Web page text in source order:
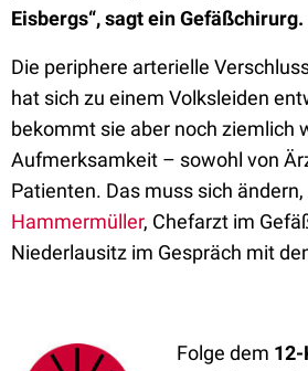
Eisbergs“, sagt ein Gefäßchirurg.
Die periphere arterielle
hat sich zu einem Volksleiden
bekommt sie aber noch ziemlich
Aufmerksamkeit – sowohl von
Patienten. Das muss sich
Hammermüller, Chefarzt im
Niederlausitz im Gespräch mit
Folge dem 12-